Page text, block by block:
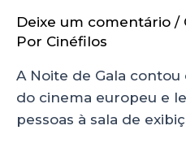
Deixe um comentário /
Por Cinéfilos
A Noite de Gala
do cinema europeu e
pessoas à sala de